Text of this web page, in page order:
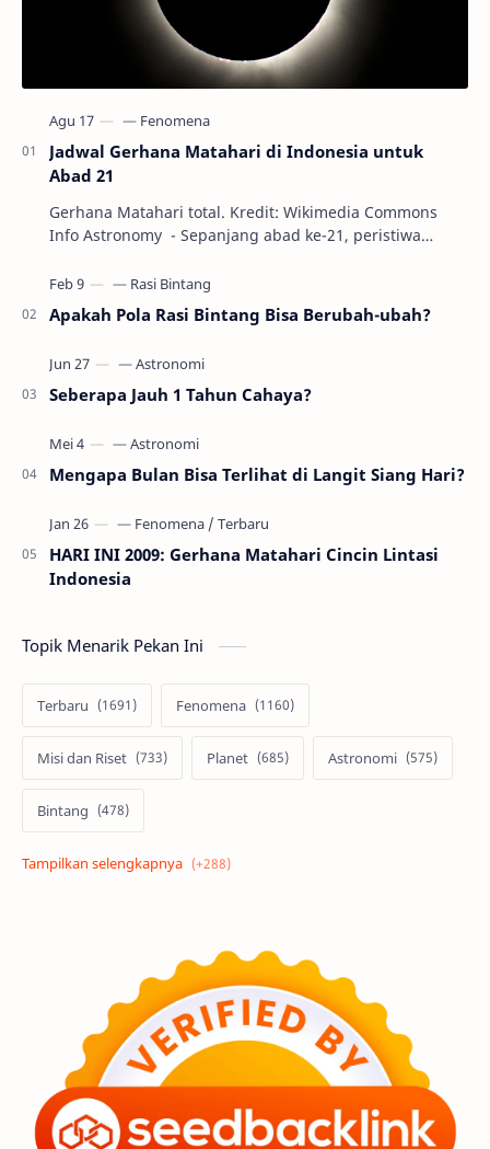
Jadwal Gerhana Matahari di Indonesia untuk
Abad 21
Gerhana Matahari total. Kredit: Wikimedia Commons
Info Astronomy - Sepanjang abad ke-21, peristiwa
Apakah Pola Rasi Bintang Bisa Berubah-ubah?
Seberapa Jauh 1 Tahun Cahaya?
Mengapa Bulan Bisa Terlihat di Langit Siang Hari?
HARI INI 2009: Gerhana Matahari Cincin Lintasi
Indonesia
Topik Menarik Pekan Ini
Terbaru Fenomena
Misi dan Riset Planet Astronomi
Bintang
Alam semesta Galaksi
Tata Surya Hype
Asteroid Observasi
Premium Komet Bulan
Penelitian Serba-serbi Satelit